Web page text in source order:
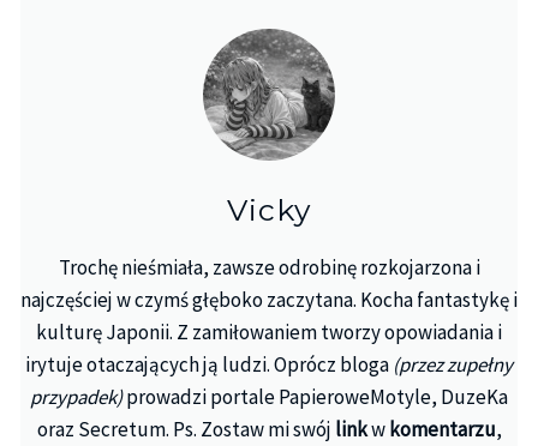
Vicky
Trochę nieśmiała, zawsze odrobinę rozkojarzona i
najczęściej w czymś głęboko zaczytana. Kocha fantastykę i
kulturę Japonii. Z zamiłowaniem tworzy opowiadania i
irytuje otaczających ją ludzi. Oprócz bloga (przez zupełny
przypadek)prowadzi portale PapieroweMotyle, DuzeKa
oraz Secretum. Ps. Zostaw mi swój linkwkomentarzu,